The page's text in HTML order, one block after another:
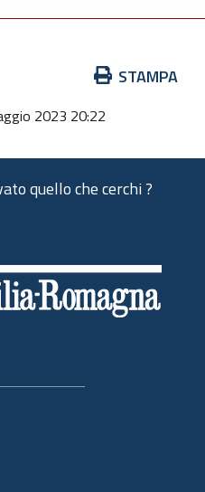
STAMPA
2023 20:22
quello che cerchi ?